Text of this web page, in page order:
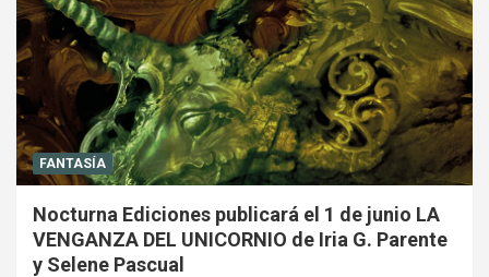
FANTASÍA
Nocturna Ediciones publicará el 1 de junio LA
VENGANZA DEL UNICORNIO de Iria G. Parente
y Selene Pascual